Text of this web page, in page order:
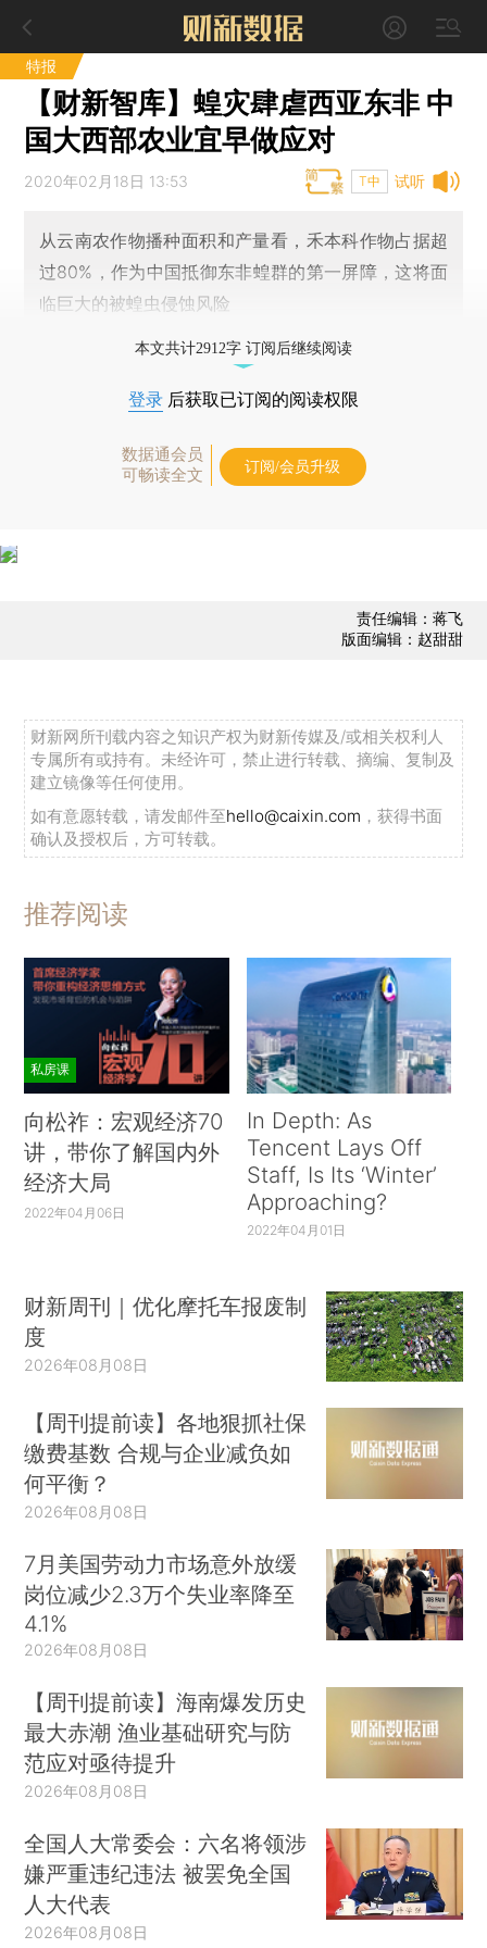
特报
【财新智库】蝗灾肆虐西亚东非 中
国大西部农业宜早做应对
试听
2020年02月18日 13:53 T中
从云南农作物播种面积和产量看，禾本科作物占据超
过80%，作为中国抵御东非蝗群的第一屏障，这将面
临巨大的被蝗虫侵蚀风险
本文共计2912字 订阅后继续阅读
登录 后获取已订阅的阅读权限
数据通会员
可畅读全文
订阅/会员升级
责任编辑：蒋飞
版面编辑：赵甜甜
财新网所刊载内容之知识产权为财新传媒及/或相关权利人
专属所有或持有。未经许可，禁止进行转载、摘编、复制及
建立镜像等任何使用。
如有意愿转载，请发邮件至hello@caixin.com ，获得书面
确认及授权后，方可转载。
推荐阅读
私房课
向松祚：宏观经济70
讲，带你了解国内外
经济大局
2022年04月06日
In Depth: As
Tencent Lays Off
Staff, Is Its ‘Winter’
Approaching?
2022年04月01日
财新周刊｜优化摩托车报废制
度
2026年08月08日
【周刊提前读】各地狠抓社保
缴费基数 合规与企业减负如
何平衡？
2026年08月08日
7月美国劳动力市场意外放缓
岗位减少2.3万个失业率降至
4.1%
2026年08月08日
【周刊提前读】海南爆发历史
最大赤潮 渔业基础研究与防
范应对亟待提升
2026年08月08日
全国人大常委会：六名将领涉
嫌严重违纪违法 被罢免全国
人大代表
2026年08月08日